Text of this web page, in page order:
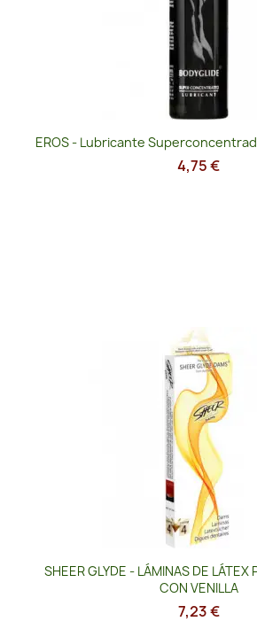
EROS - Lubricante
4,75 €
SHEER GLYDE - LÁMINAS DE LÁTEX
CON VENILLA
7,23 €